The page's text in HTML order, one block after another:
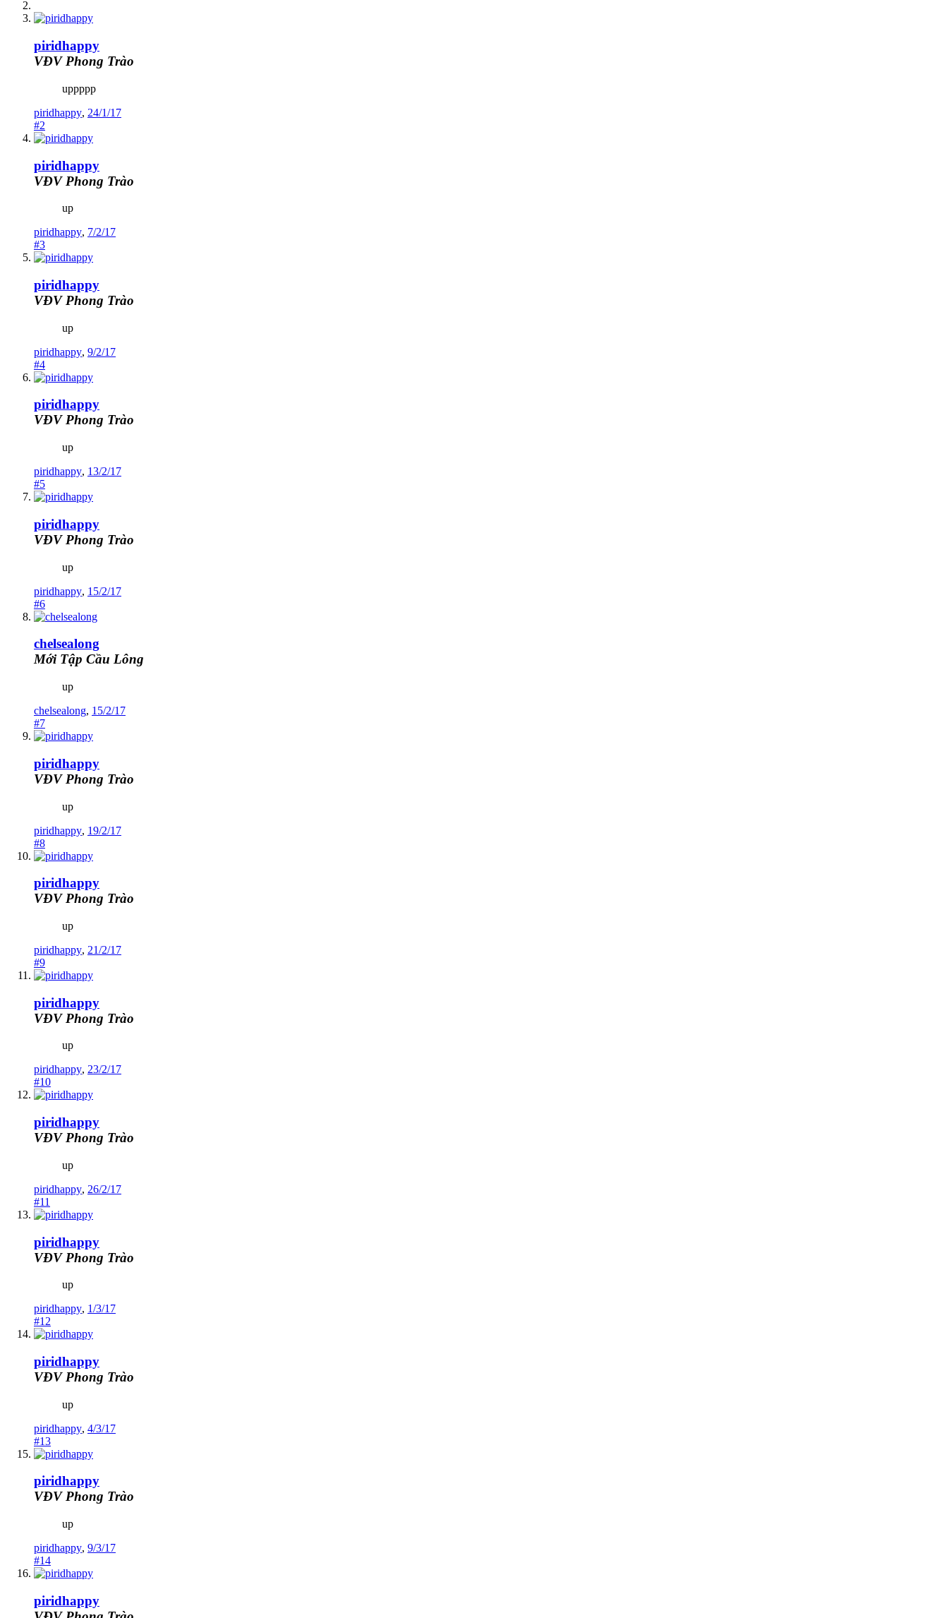
piridhappy
VĐV Phong Trào
uppppp
piridhappy, 24/1/17
#2
piridhappy
VĐV Phong Trào
up
piridhappy, 7/2/17
#3
piridhappy
VĐV Phong Trào
up
piridhappy, 9/2/17
#4
piridhappy
VĐV Phong Trào
up
piridhappy, 13/2/17
#5
piridhappy
VĐV Phong Trào
up
piridhappy, 15/2/17
#6
chelsealong
Mới Tập Cầu Lông
up
chelsealong, 15/2/17
#7
piridhappy
VĐV Phong Trào
up
piridhappy, 19/2/17
#8
piridhappy
VĐV Phong Trào
up
piridhappy, 21/2/17
#9
piridhappy
VĐV Phong Trào
up
piridhappy, 23/2/17
#10
piridhappy
VĐV Phong Trào
up
piridhappy, 26/2/17
#11
piridhappy
VĐV Phong Trào
up
piridhappy, 1/3/17
#12
piridhappy
VĐV Phong Trào
up
piridhappy, 4/3/17
#13
piridhappy
VĐV Phong Trào
up
piridhappy, 9/3/17
#14
piridhappy